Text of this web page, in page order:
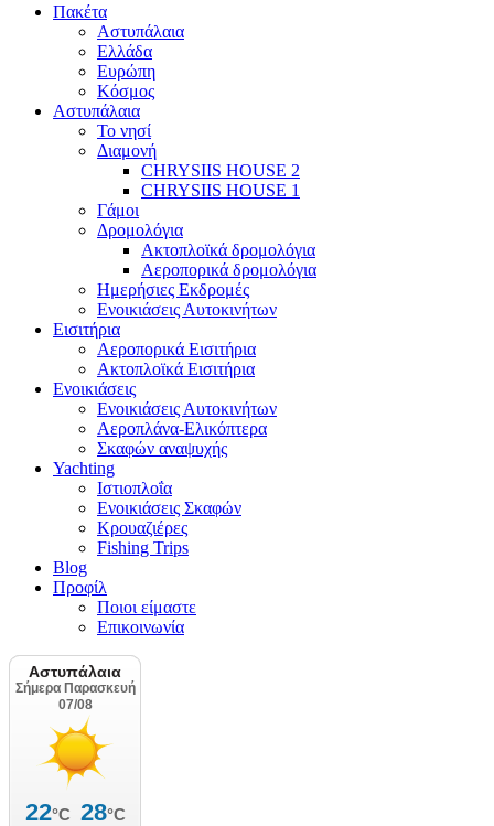
Πακέτα
Αστυπάλαια
Ελλάδα
Ευρώπη
Κόσμος
Αστυπάλαια
Το νησί
Διαμονή
CHRYSIIS HOUSE 2
CHRYSIIS HOUSE 1
Γάμοι
Δρομολόγια
Ακτοπλοϊκά δρομολόγια
Αεροπορικά δρομολόγια
Ημερήσιες Εκδρομές
Ενοικιάσεις Αυτοκινήτων
Εισιτήρια
Αεροπορικά Εισιτήρια
Ακτοπλοϊκά Εισιτήρια
Ενοικιάσεις
Ενοικιάσεις Αυτοκινήτων
Αεροπλάνα-Ελικόπτερα
Σκαφών αναψυχής
Yachting
Ιστιοπλοΐα
Ενοικιάσεις Σκαφών
Κρουαζιέρες
Fishing Trips
Blog
Προφίλ
Ποιοι είμαστε
Επικοινωνία